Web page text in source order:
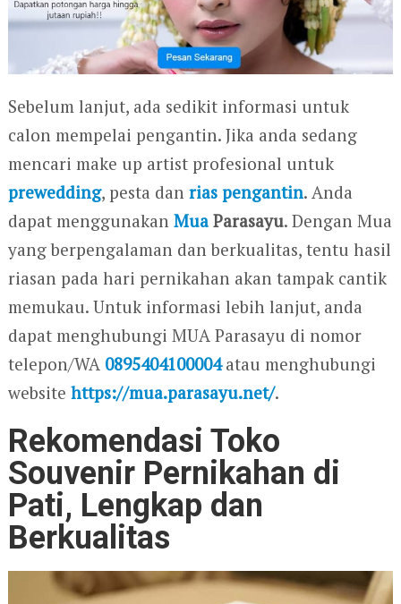
Sebelum lanjut, ada sedikit informasi untuk
calon mempelai pengantin. Jika anda sedang
mencari make up artist profesional untuk
prewedding, pesta dan rias pengantin. Anda
dapat menggunakan MuaParasayu. Dengan Mua
yang berpengalaman dan berkualitas, tentu hasil
riasan pada hari pernikahan akan tampak cantik
memukau. Untuk informasi lebih lanjut, anda
dapat menghubungi MUA Parasayu di nomor
telepon/WA 0895404100004atau menghubungi
website https://mua.parasayu.net/.
Rekomendasi Toko
Souvenir Pernikahan di
Pati, Lengkap dan
Berkualitas